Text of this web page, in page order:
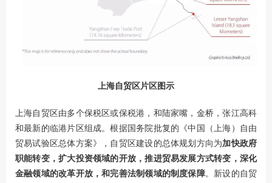
上海自贸区片区图示
上海自贸区由多个保税区或保税港，和陆家嘴，金桥，张江高科
和最新的临港片区组成。根据国务院批复的《中国（上海）自由
贸易试验区总体方案》，自贸区建设的总体规划方向为加快政府
职能转变，扩大投资领域的开放，推进贸易发展方式转变，深化
金融领域的改革开放，和完善法制领域的制度保障。新设的自贸